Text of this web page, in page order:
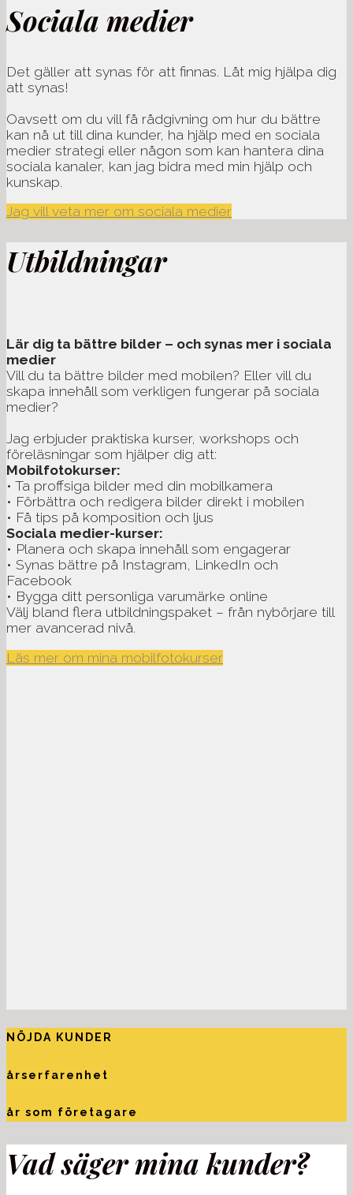
Sociala medier
Det gäller att synas för att finnas. Låt mig hjälpa dig
att synas!
Oavsett om du vill få rådgivning om hur du bättre
kan nå ut till dina kunder, ha hjälp med en sociala
medier strategi eller någon som kan hantera dina
sociala kanaler, kan jag bidra med min hjälp och
kunskap.
Jag vill veta mer om sociala medier
Utbildningar
Lär dig ta bättre bilder – och synas mer i sociala
medier
Vill du ta bättre bilder med mobilen? Eller vill du
skapa innehåll som verkligen fungerar på sociala
medier?
Jag erbjuder praktiska kurser, workshops och
föreläsningar som hjälper dig att:
Mobilfotokurser:
• Ta proffsiga bilder med din mobilkamera
• Förbättra och redigera bilder direkt i mobilen
• Få tips på komposition och ljus
Sociala medier-kurser:
• Planera och skapa innehåll som engagerar
• Synas bättre på Instagram, LinkedIn och
Facebook
• Bygga ditt personliga varumärke online
Välj bland flera utbildningspaket – från nybörjare till
mer avancerad nivå.
Läs mer om mina mobilfotokurser
NÖJDA KUNDER
årserfarenhet
år som företagare
Vad säger mina kunder?